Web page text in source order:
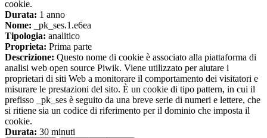
cookie.
Durata: 1 anno
Nome: _pk_ses.1.e6ea
Tipologia: analitico
Proprieta: Prima parte
Descrizione: Questo nome di cookie è associato alla piattaforma di
analisi web open source Piwik. Viene utilizzato per aiutare i
proprietari di siti Web a monitorare il comportamento dei visitatori e
misurare le prestazioni del sito. È un cookie di tipo pattern, in cui il
prefisso _pk_ses è seguito da una breve serie di numeri e lettere, che
si ritiene sia un codice di riferimento per il dominio che imposta il
cookie.
Durata: 30 minuti